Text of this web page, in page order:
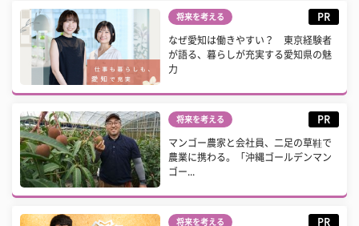
将来を考える PR
なぜ愛知は働きやすい？ 東京経験者
が語る、暮らしが充実する愛知県の魅
力
将来を考える PR
マンゴー農家と会社員、二足の草鞋で
農業に携わる。「沖縄ゴールデンマン
ゴー...
将来を考える PR